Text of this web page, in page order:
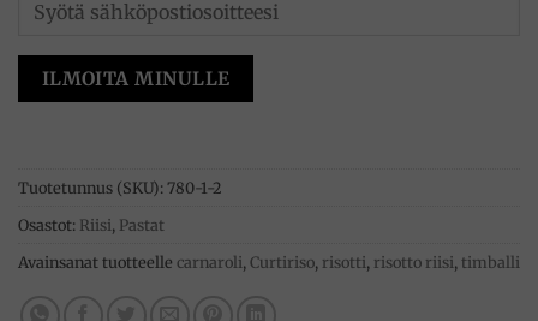
ILMOITA MINULLE
Tuotetunnus (SKU):780-1-2
Osastot: Riisi, Pastat
Avainsanat tuotteelle carnaroli,Curtiriso, risotti, risotto riisi,timballi